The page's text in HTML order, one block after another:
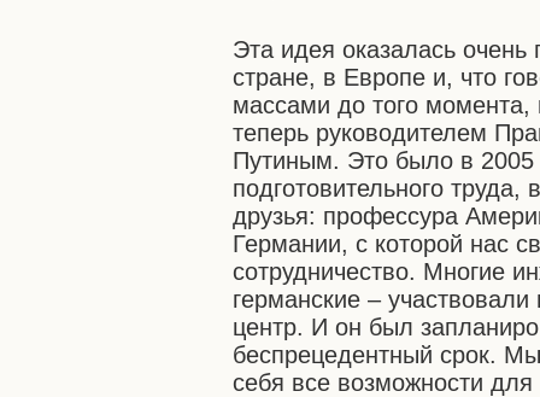
Эта идея оказалась очень
стране, в Европе и, что
массами до того
теперь руководителем
Путиным. Это было в 2005
подготовительного
друзья: профессура
Германии, с которой нас
сотрудничество. Многие
германские –
центр. И он был
беспрецедентный срок.
себя все возможности